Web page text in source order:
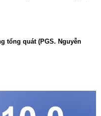
tổng quát (PGS. Nguyễn